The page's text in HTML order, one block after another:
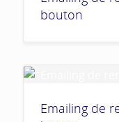
bouton
Emailing de